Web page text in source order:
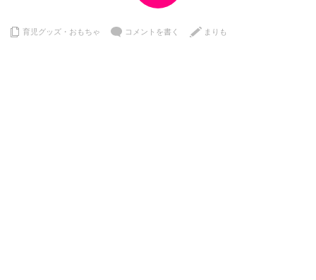
育児グッズ・おもちゃ コメントを書く まりも